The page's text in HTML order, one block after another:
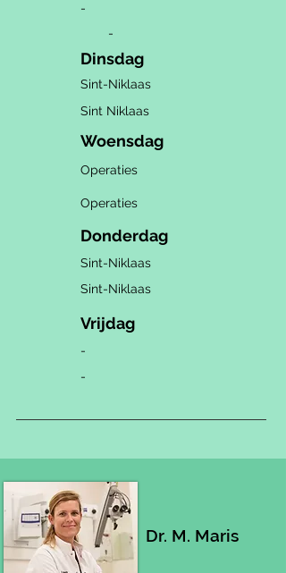
-
-
Dinsdag
Sint-Niklaas
Sint Niklaas
Woensdag
Operaties
Operaties
Donderdag
Sint-Niklaas
Sint-Niklaas
Vrijdag
-
-
Dr. M. Maris